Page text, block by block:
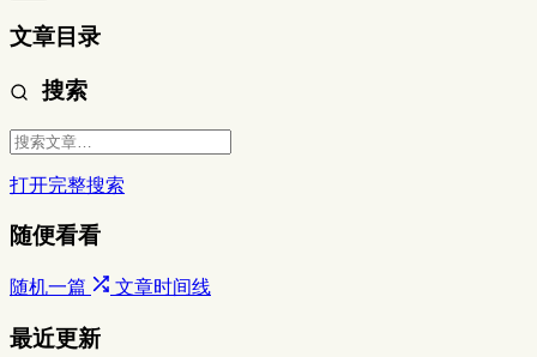
文章目录
搜索
打开完整搜索
随便看看
随机一篇 文章时间线
最近更新